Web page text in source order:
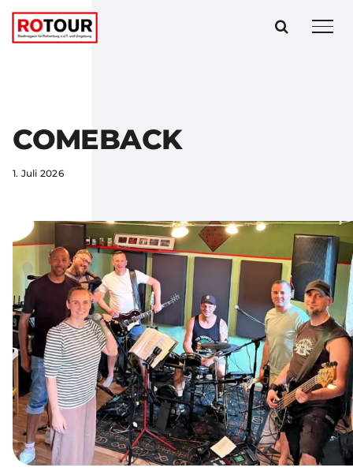
Zum
Inhalt
COMEBACK
1. Juli 2026